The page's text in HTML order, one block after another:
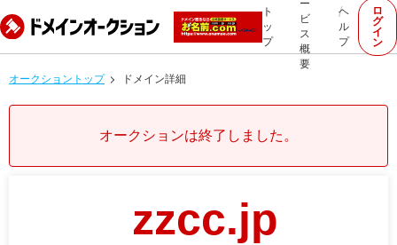
ト
ッ
プ
ー
ビ
ス
概
要
ヘ
ル
プ
ロ
グ
イ
ン
オークショントップ ドメイン詳細
オークションは終了しました。
zzcc.jp